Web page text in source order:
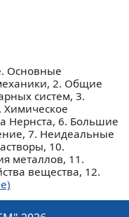
Основные
2. Общие
систем, 3.
Химическое
Нернста, 6. Большие
7. Неидеальные
10.
металлов, 11.
вещества, 12.